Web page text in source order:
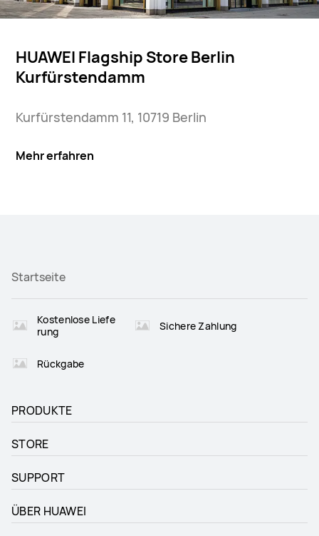
HUAWEI Flagship Store Berlin
Kurfürstendamm
Kurfürstendamm 11, 10719 Berlin
Mehr erfahren
Startseite
Kostenlose Liefe
rung
Sichere Zahlung
Rückgabe
PRODUKTE
STORE
SUPPORT
ÜBER HUAWEI